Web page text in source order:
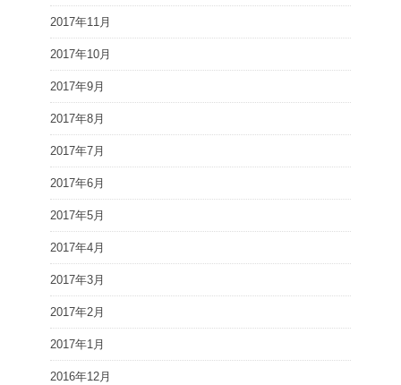
2017年11月
2017年10月
2017年9月
2017年8月
2017年7月
2017年6月
2017年5月
2017年4月
2017年3月
2017年2月
2017年1月
2016年12月